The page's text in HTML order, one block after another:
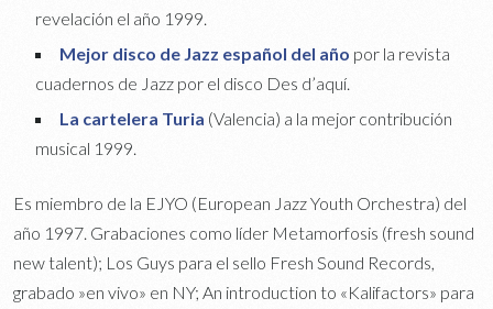
revelación el año 1999.
Mejor disco de Jazz español del año por la revista
cuadernos de Jazz por el disco Des d’aquí.
La cartelera Turia (Valencia) a la mejor contribución
musical 1999.
Es miembro de la EJYO (European Jazz Youth Orchestra) del
año 1997. Grabaciones como líder Metamorfosis (fresh sound
new talent); Los Guys para el sello Fresh Sound Records,
grabado »en vivo» en NY; An introduction to «Kalifactors» para